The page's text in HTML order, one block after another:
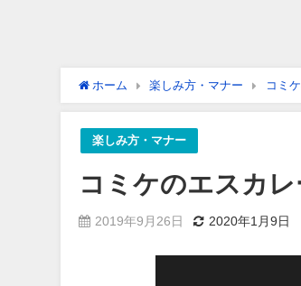
ホーム 楽しみ方・マナー コミ
楽しみ方・マナー
コミケのエスカ
2019年9月26日 2020年1月9日